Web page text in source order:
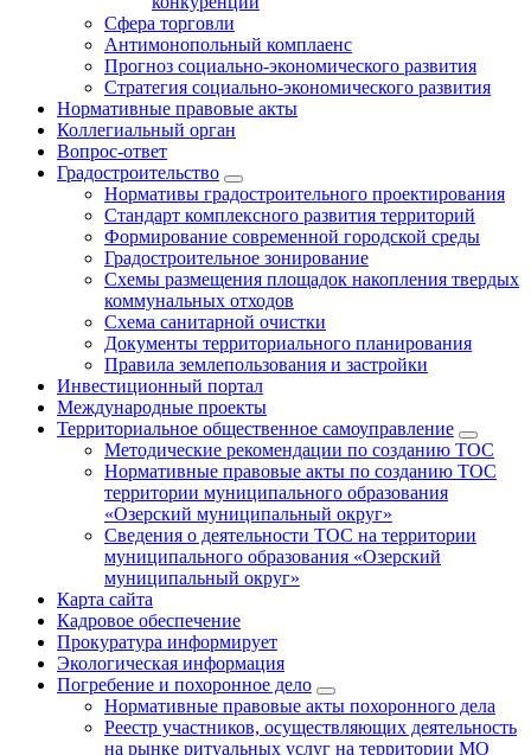
Сфера торговли
Антимонопольный комплаенс
Прогноз социально-экономического развития
Стратегия социально-экономического развития
Нормативные правовые акты
Коллегиальный орган
Вопрос-ответ
Градостроительство
Нормативы градостроительного проектирования
Стандарт комплексного развития территорий
Формирование современной городской среды
Градостроительное зонирование
Схемы размещения площадок накопления твердых
коммунальных отходов
Схема санитарной очистки
Документы территориального планирования
Правила землепользования и застройки
Инвестиционный портал
Международные проекты
Территориальное общественное самоуправление
Методические рекомендации по созданию ТОС
Нормативные правовые акты по созданию ТОС
территории муниципального образования
«Озерский муниципальный округ»
Сведения о деятельности ТОС на территории
муниципального образования «Озерский
муниципальный округ»
Карта сайта
Кадровое обеспечение
Прокуратура информирует
Экологическая информация
Погребение и похоронное дело
Нормативные правовые акты похоронного дела
Реестр участников, осуществляющих деятельность
на рынке ритуальных услуг на территории МО